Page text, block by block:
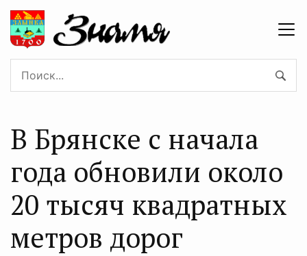
В Брянске с начала
года обновили около
20 тысяч квадратных
метров дорог